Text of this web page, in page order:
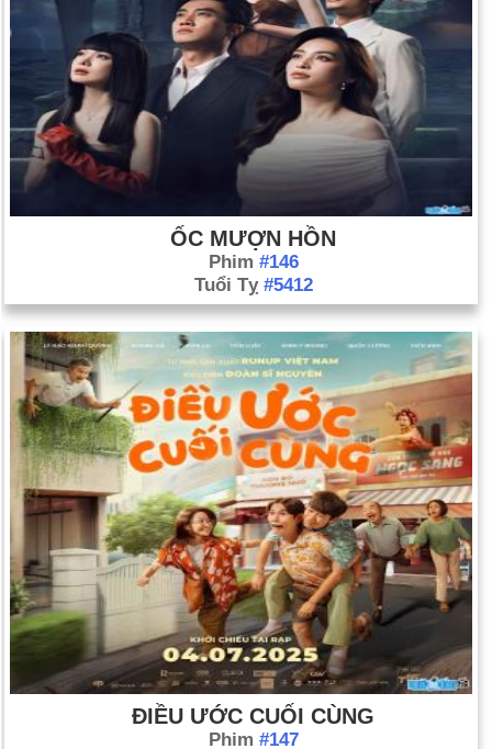
ỐC MƯỢN HỒN
Phim #146
Tuổi Tỵ #5412
ĐIỀU ƯỚC CUỐI CÙNG
Phim #147